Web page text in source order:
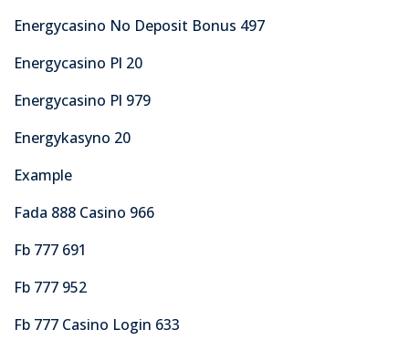
Energycasino No Deposit Bonus 497
Energycasino Pl 20
Energycasino Pl 979
Energykasyno 20
Example
Fada 888 Casino 966
Fb 777 691
Fb 777 952
Fb 777 Casino Login 633